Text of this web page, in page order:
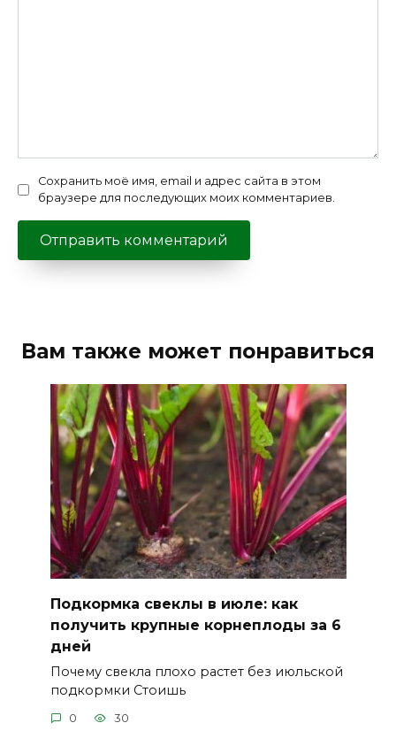
Сохранить моё имя, email и адрес сайта в этом
браузере для последующих моих комментариев.
Вам также может понравиться
Подкормка свеклы в июле: как
получить крупные корнеплоды за 6
дней
Почему свекла плохо растет без июльской
подкормки Стоишь
0 30